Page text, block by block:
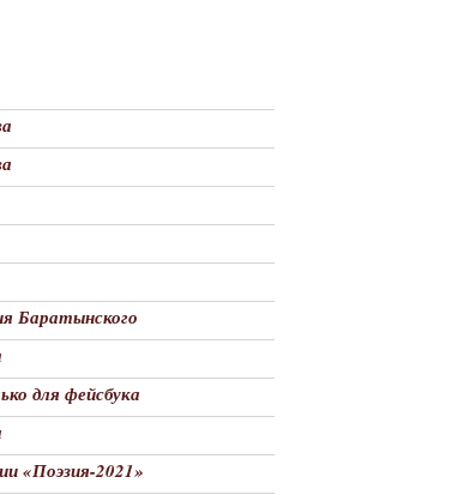
Баратынского
для фейсбука
«Поэзия-2021»